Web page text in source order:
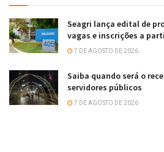
Seagri lança edital de
vagas e inscrições a
7 DE AGOSTO DE 2026
Saiba quando será o
servidores públicos
7 DE AGOSTO DE 2026